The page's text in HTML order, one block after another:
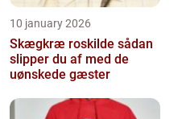
10 january 2026
Skægkræ roskilde sådan
slipper du af med de
uønskede gæster